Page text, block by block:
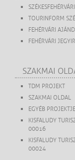
TOURINFORM
FEHÉRVÁRI
FEHÉRVÁRI
SZAKMAI
TDM PROJEKT
SZAKMAI OLDAL
EGYÉB
KISFALUDY
00016
KISFALUDY
00024